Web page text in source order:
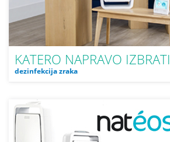
KATERO NAPRAVO IZBRATI
dezinfekcija zraka